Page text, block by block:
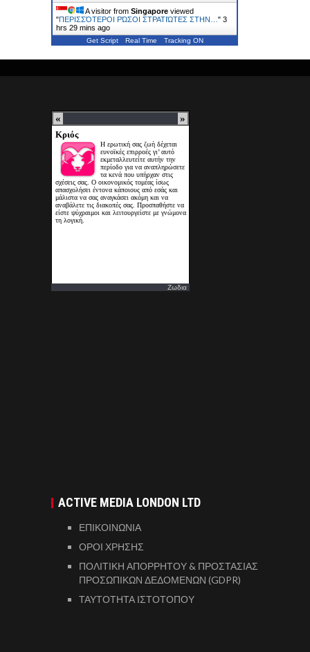
A visitor from Singapore viewed
"ΠΕΡΙΣΣΌΤΕΡΟΙ ΡΏΣΟΙ ΣΤΡΑΤΙΏΤΕΣ ΣΤΗΝ… " 3
hrs 29 mins ago
Get Script Real Time Tracking ON
Ζωδια
ACTIVE MEDIA LONDON LTD
ΕΠΙΚΟΙΝΩΝΙΑ
ΟΡΟΙ ΧΡΗΣΗΣ
ΠΟΛΙΤΙΚΗ ΑΠΟΡΡΗΤΟΥ & ΠΡΟΣΤΑΣΙΑΣ
ΠΡΟΣΩΠΙΚΩΝ ΔΕΔΟΜΕΝΩΝ (GDPR)
ΤΑΥΤΟΤΗΤΑ ΙΣΤΟΤΟΠΟΥ